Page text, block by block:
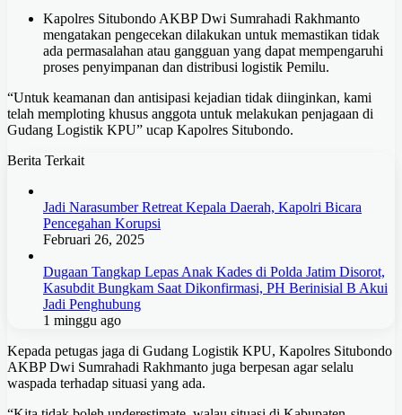
Kapolres Situbondo AKBP Dwi Sumrahadi Rakhmanto
mengatakan pengecekan dilakukan untuk memastikan tidak
ada permasalahan atau gangguan yang dapat mempengaruhi
proses penyimpanan dan distribusi logistik Pemilu.
“Untuk keamanan dan antisipasi kejadian tidak diinginkan, kami
telah memploting khusus anggota untuk melakukan penjagaan di
Gudang Logistik KPU” ucap Kapolres Situbondo.
Berita Terkait
Jadi Narasumber Retreat Kepala Daerah, Kapolri Bicara
Pencegahan Korupsi
Februari 26, 2025
Dugaan Tangkap Lepas Anak Kades di Polda Jatim Disorot,
Kasubdit Bungkam Saat Dikonfirmasi, PH Berinisial B Akui
Jadi Penghubung
1 minggu ago
Kepada petugas jaga di Gudang Logistik KPU, Kapolres Situbondo
AKBP Dwi Sumrahadi Rakhmanto juga berpesan agar selalu
waspada terhadap situasi yang ada.